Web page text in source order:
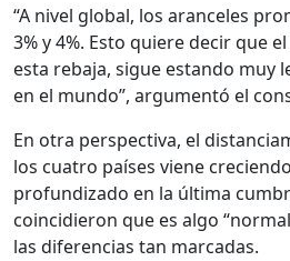
“A nivel global, los aranceles
3% y 4%. Esto quiere decir que
esta rebaja, sigue estando muy
en el mundo”, argumentó el
En otra perspectiva, el
los cuatro países viene
profundizado en la última
coincidieron que es algo
las diferencias tan marcadas.